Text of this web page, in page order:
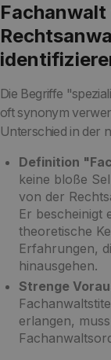
Die Begriffe
oft synonym
Unterschied in der
Definition
keine bloße
von der
Er bescheinigt
theoretische
Erfahrungen,
hinausgehen.
Strenge
erlangen,